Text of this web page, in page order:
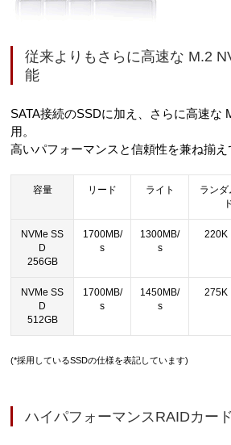
従来よりもさらに高速な M.2
能
SATA接続のSSDに加え、さらに高速な
用。
高いパフォーマンスと信頼性を兼ね揃え
容量 リード ライト
ランダ
NVMe SS
D
256GB
1700MB/
s
1300MB/
s
220K
NVMe SS
D
512GB
1700MB/
s
1450MB/
s
275K
(*採用しているSSDの仕様を表記しています)
ハイパフォーマンスRAIDカード